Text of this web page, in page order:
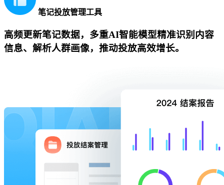
笔记投放管理工具
高频更新笔记数据，多重AI智能模型精准识别内容
信息、解析人群画像，推动投放高效增长。